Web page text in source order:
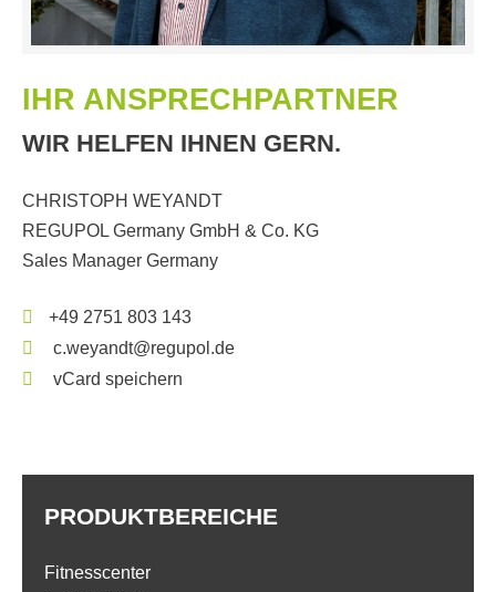
IHR ANSPRECHPARTNER
WIR HELFEN IHNEN GERN.
CHRISTOPH WEYANDT
REGUPOL Germany GmbH & Co. KG
Sales Manager Germany
+49 2751 803 143
c.weyandt@regupol.de
vCard speichern
PRODUKTBEREICHE
Fitnesscenter